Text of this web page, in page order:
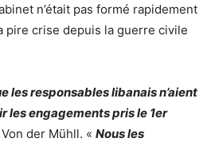
n’était pas formé rapidement
pire crise depuis la guerre civile
les responsables libanais n’aient
les engagements pris le 1er
der Mühll. « Nous les